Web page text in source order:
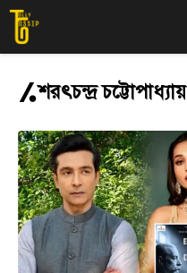
Skip
content
শরৎচন্দ্র চট্টোপাধ্যায়